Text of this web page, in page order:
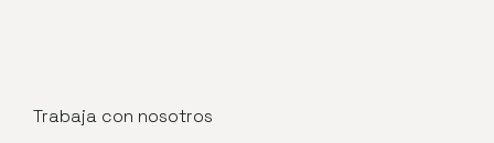
Trabaja con nosotros